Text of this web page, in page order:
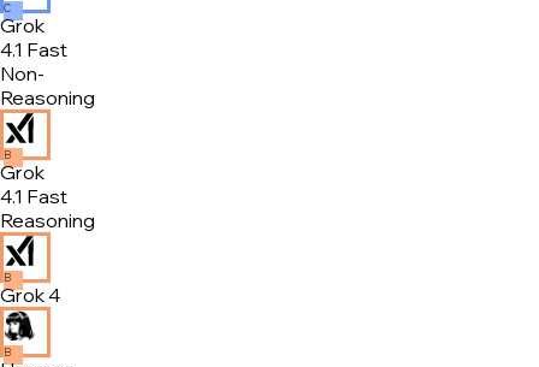
C
Grok
4.1 Fast
Non-
Reasoning
B
Grok
4.1 Fast
Reasoning
B
Grok 4
B